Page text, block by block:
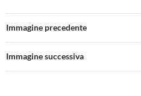
Immagine precedente
Immagine successiva